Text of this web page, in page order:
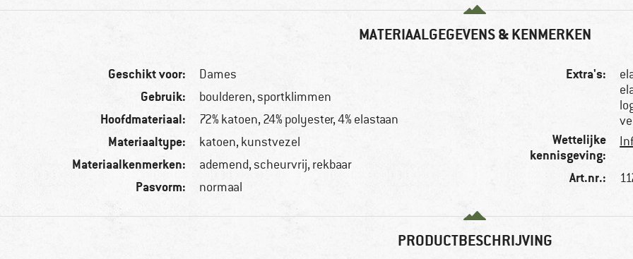
MATERIAALGEGEVENS & KENMERKEN
Geschikt voor: Dames
Gebruik: boulderen, sportklimmen
Hoofdmateriaal: 72% katoen, 24% polyester, 4% elastaan
Materiaaltype: katoen, kunstvezel
Materiaalkenmerken: ademend, scheurvrij, rekbaar
Pasvorm: normaal
Extra's:
Wettelijke
kennisgeving:
Art.nr.:
PRODUCTBESCHRIJVING